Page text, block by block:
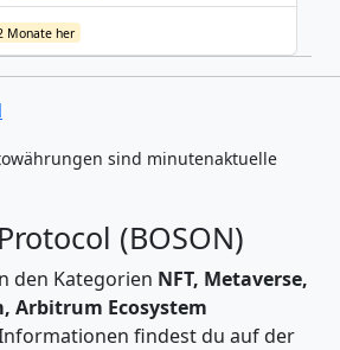
Monate her
sind minutenaktuelle
(BOSON)
den Kategorien NFT, Metaverse,
Arbitrum Ecosystem
findest du auf der